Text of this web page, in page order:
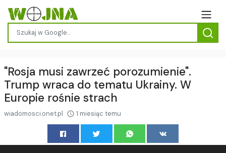
"Rosja musi zawrzeć porozumienie".
Trump wraca do tematu Ukrainy. W
Europie rośnie strach
wiadomosci.onet.pl 1 miesiąc temu